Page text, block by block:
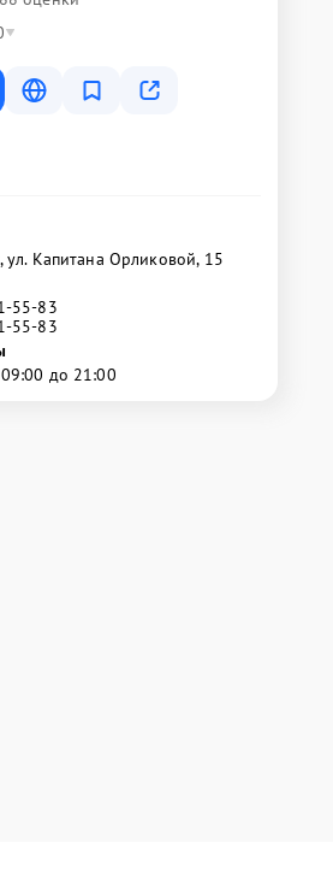
ул. Капитана Орликовой, 15
55-83
55-83
до 21:00